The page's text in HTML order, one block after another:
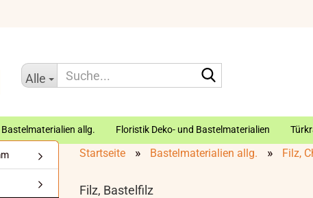
Alle
Bastelmaterialien allg. Floristik Deko- und Bastelmaterialien
Startseite » Bastelmaterialien allg. » Filz,
Filz, Bastelfilz